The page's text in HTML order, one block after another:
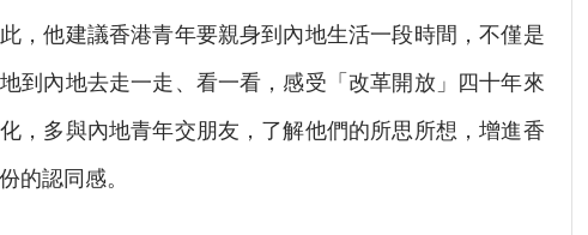
，他建議香港青年要親身到內地生活一段時間，不僅是
到內地去走一走、看一看，感受「改革開放」四十年來
，多與內地青年交朋友，了解他們的所思所想，增進香
的認同感。